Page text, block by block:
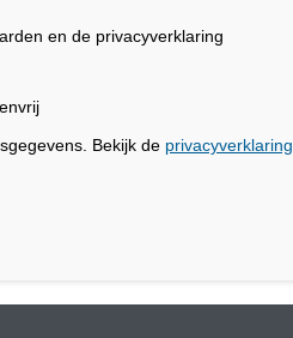
en de privacyverklaring
Bekijk de privacyverklaring